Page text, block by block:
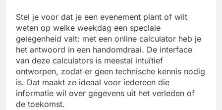
Stel je voor dat je een evenement plant of wilt
weten op welke weekdag een speciale
gelegenheid valt: met een online calculator heb je
het antwoord in een handomdraai. De interface
van deze calculators is meestal intuïtief
ontworpen, zodat er geen technische kennis nodig
is. Dat maakt ze ideaal voor iedereen die
informatie wil over gegevens uit het verleden of
de toekomst.